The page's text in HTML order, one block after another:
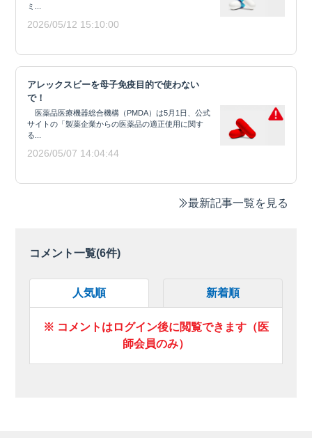
ミ...
2026/05/12 15:10:00
アレックスビーを母子免疫目的で使わない
で！
医薬品医療機器総合機構（PMDA）は5月1日、公式
サイトの「製薬企業からの医薬品の適正使用に関す
る...
2026/05/07 14:04:44
最新記事一覧を見る
コメント一覧(6件)
人気順 新着順
※ コメントはログイン後に閲覧できます（医
師会員のみ）